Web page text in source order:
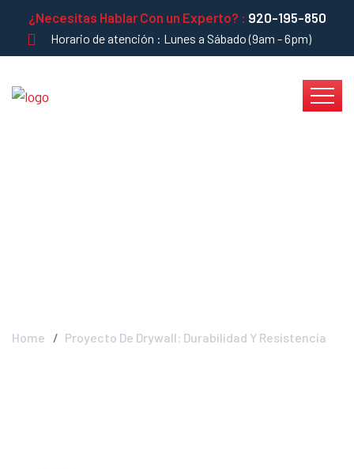
¿Necesitas Hablar Con un Experto? : 920-195-850
Horario de atención : Lunes a Sábado (9am - 6pm)
Home Proyecto De Drywall: Durabilidad Y Resistencia